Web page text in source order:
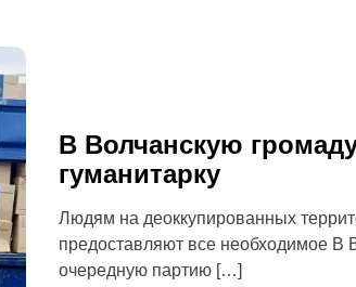
В Волчанскую
гуманитарку
Людям на деоккупированных
предоставляют все необходимое В
очередную партию […]